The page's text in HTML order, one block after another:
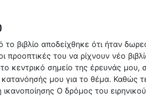
το βιβλίο αποδείχθηκε ότι ήταν
προοπτικές του να ρίχνουν νέο
κεντρικό σημείο της έρευνάς μου,
μου για το θέμα. Καθώς
ικανοποίησης Ο δρόμος του